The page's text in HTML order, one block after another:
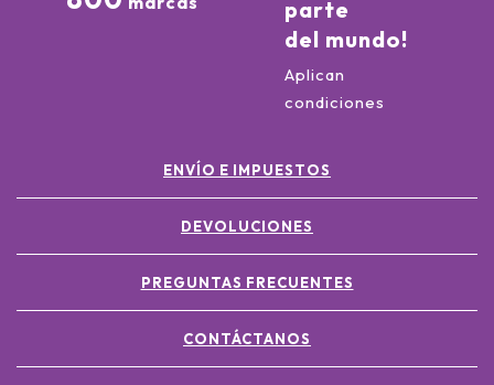
parte
del mundo!
Aplican
condiciones
ENVÍO E IMPUESTOS
DEVOLUCIONES
PREGUNTAS FRECUENTES
CONTÁCTANOS